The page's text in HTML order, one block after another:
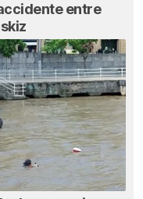
entre